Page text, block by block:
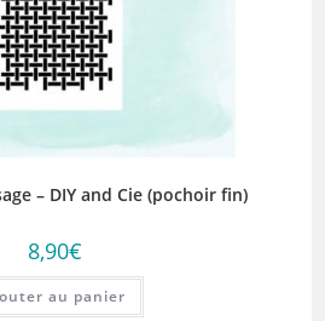
– DIY and Cie (pochoir fin)
8,90€
au panier